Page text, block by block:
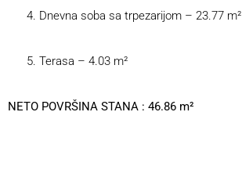
Dnevna soba sa trpezarijom – 23.77 m²
Terasa – 4.03 m²
NETO POVRŠINA STANA : 46.86 m²